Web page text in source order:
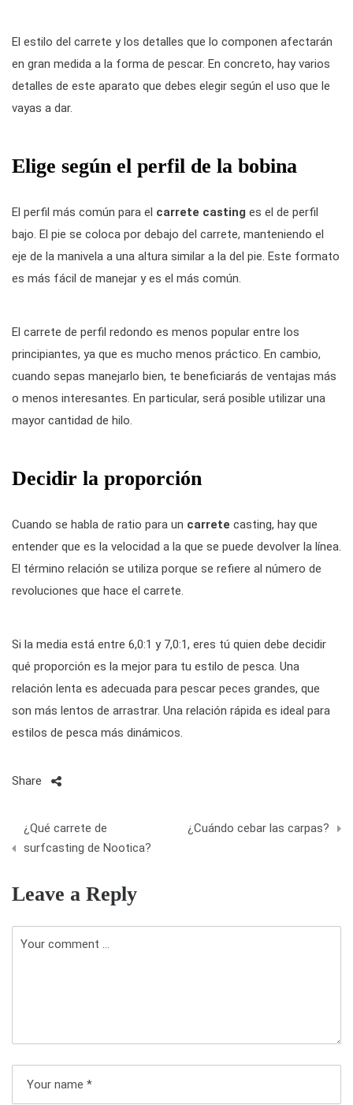
El estilo del carrete y los detalles que lo componen afectarán
en gran medida a la forma de pescar. En concreto, hay varios
detalles de este aparato que debes elegir según el uso que le
vayas a dar.
Elige según el perfil de la bobina
El perfil más común para el carrete casting es el de perfil
bajo. El pie se coloca por debajo del carrete, manteniendo el
eje de la manivela a una altura similar a la del pie. Este formato
es más fácil de manejar y es el más común.
El carrete de perfil redondo es menos popular entre los
principiantes, ya que es mucho menos práctico. En cambio,
cuando sepas manejarlo bien, te beneficiarás de ventajas más
o menos interesantes. En particular, será posible utilizar una
mayor cantidad de hilo.
Decidir la proporción
Cuando se habla de ratio para un carrete casting, hay que
entender que es la velocidad a la que se puede devolver la línea.
El término relación se utiliza porque se refiere al número de
revoluciones que hace el carrete.
Si la media está entre 6,0:1 y 7,0:1, eres tú quien debe decidir
qué proporción es la mejor para tu estilo de pesca. Una
relación lenta es adecuada para pescar peces grandes, que
son más lentos de arrastrar. Una relación rápida es ideal para
estilos de pesca más dinámicos.
Share
a
g
ó
¿Qué carrete de
surfcasting de Nootica?
¿Cuándo cebar las carpas?
Leave a Reply